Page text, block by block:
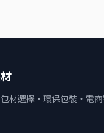
材選擇・環保包裝・電